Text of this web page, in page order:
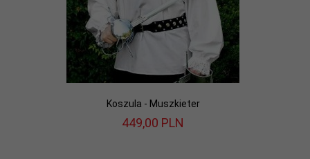
Koszula - Muszkieter
449,00 PLN